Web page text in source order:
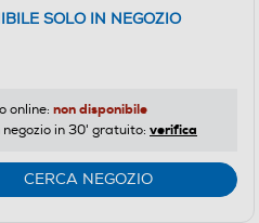
SOLO IN NEGOZIO
online: non disponibile
negozio in 30' gratuito: verifica
CERCA NEGOZIO